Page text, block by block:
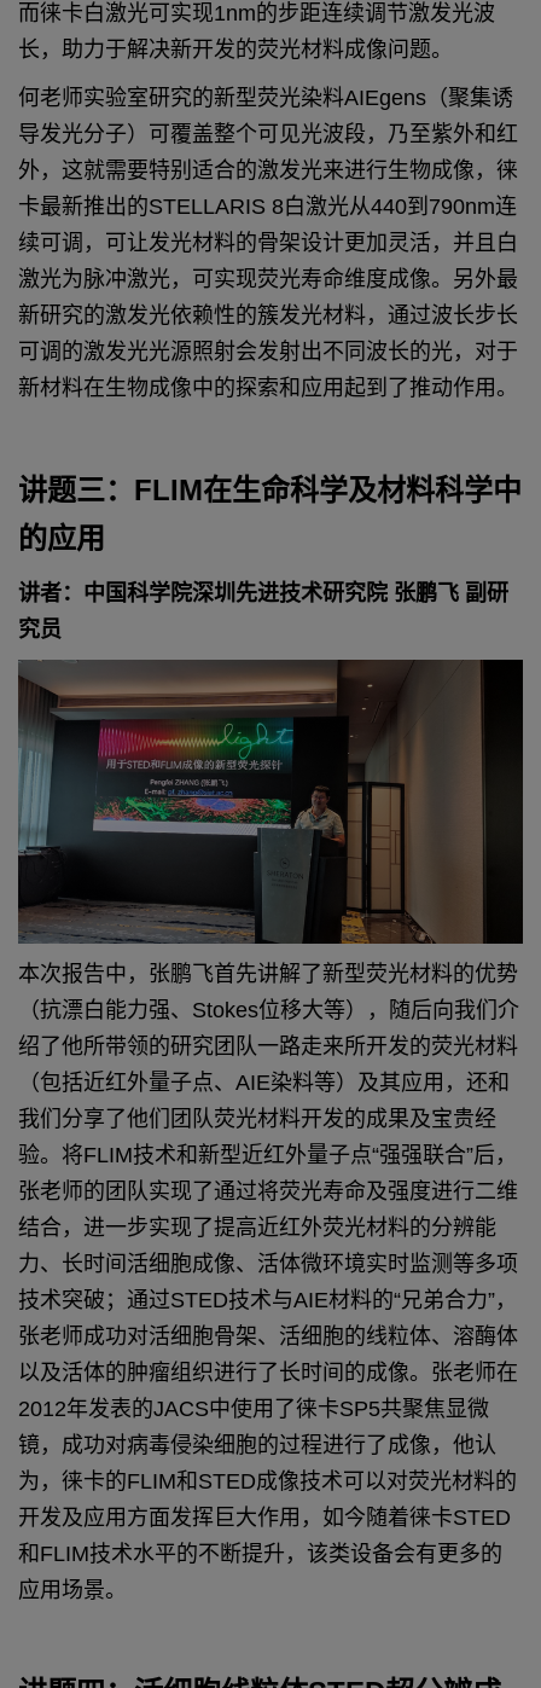
而徕卡白激光可实现1nm的步距连续调节激发光波
长，助力于解决新开发的荧光材料成像问题。
何老师实验室研究的新型荧光染料AIEgens（聚集诱
导发光分子）可覆盖整个可见光波段，乃至紫外和红
外，这就需要特别适合的激发光来进行生物成像，徕
卡最新推出的STELLARIS 8白激光从440到790nm连
续可调，可让发光材料的骨架设计更加灵活，并且白
激光为脉冲激光，可实现荧光寿命维度成像。另外最
新研究的激发光依赖性的簇发光材料，通过波长步长
可调的激发光光源照射会发射出不同波长的光，对于
新材料在生物成像中的探索和应用起到了推动作用。
讲题三：FLIM在生命科学及材料科学中
的应用
讲者：中国科学院深圳先进技术研究院 张鹏飞 副研
究员
本次报告中，张鹏飞首先讲解了新型荧光材料的优势
（抗漂白能力强、Stokes位移大等），随后向我们介
绍了他所带领的研究团队一路走来所开发的荧光材料
（包括近红外量子点、AIE染料等）及其应用，还和
我们分享了他们团队荧光材料开发的成果及宝贵经
验。将FLIM技术和新型近红外量子点“强强联合”后，
张老师的团队实现了通过将荧光寿命及强度进行二维
结合，进一步实现了提高近红外荧光材料的分辨能
力、长时间活细胞成像、活体微环境实时监测等多项
技术突破；通过STED技术与AIE材料的“兄弟合力”，
张老师成功对活细胞骨架、活细胞的线粒体、溶酶体
以及活体的肿瘤组织进行了长时间的成像。张老师在
2012年发表的JACS中使用了徕卡SP5共聚焦显微
镜，成功对病毒侵染细胞的过程进行了成像，他认
为，徕卡的FLIM和STED成像技术可以对荧光材料的
开发及应用方面发挥巨大作用，如今随着徕卡STED
和FLIM技术水平的不断提升，该类设备会有更多的
应用场景。